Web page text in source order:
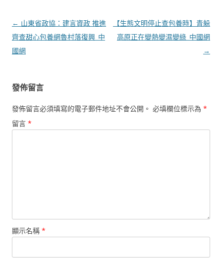
文
章
導
← 山東省政協：建言資政 推進
齊查甜心包養網魯村落復興_中
國網
【生態文明停止查包養時】青躲
高原正在變熱變濕變綠_中國網
→
發佈留言
發佈留言必須填寫的電子郵件地址不會公開。 必填欄位標示為 *
留言 *
顯示名稱 *